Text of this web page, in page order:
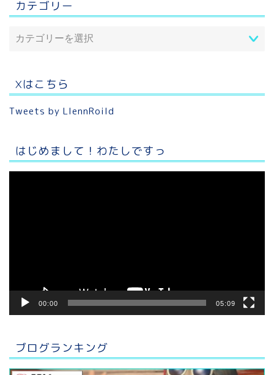
カテゴリー
Xはこちら
Tweets by LlennRoild
はじめまして！わたしですっ
00:00 05:09
ブログランキング